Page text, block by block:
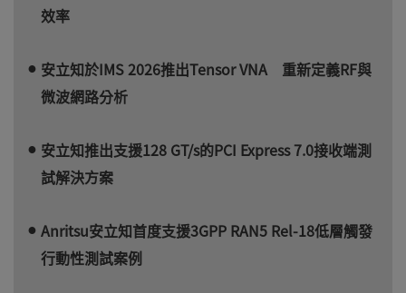
效率
安立知於IMS 2026推出Tensor VNA 重新定義RF與
微波網路分析
安立知推出支援128 GT/s的PCI Express 7.0接收端測
試解決方案
Anritsu安立知首度支援3GPP RAN5 Rel-18低層觸發
行動性測試案例